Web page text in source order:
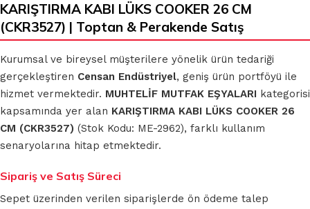
KARIŞTIRMA KABI LÜKS COOKER 26 CM
(CKR3527) | Toptan & Perakende Satış
Kurumsal ve bireysel müşterilere yönelik ürün tedariği
gerçekleştiren Censan Endüstriyel, geniş ürün portföyü ile
hizmet vermektedir. MUHTELİF MUTFAK EŞYALARI kategorisi
kapsamında yer alan KARIŞTIRMA KABI LÜKS COOKER 26
CM (CKR3527) (Stok Kodu: ME-2962), farklı kullanım
senaryolarına hitap etmektedir.
Sipariş ve Satış Süreci
Sepet üzerinden verilen siparişlerde ön ödeme talep